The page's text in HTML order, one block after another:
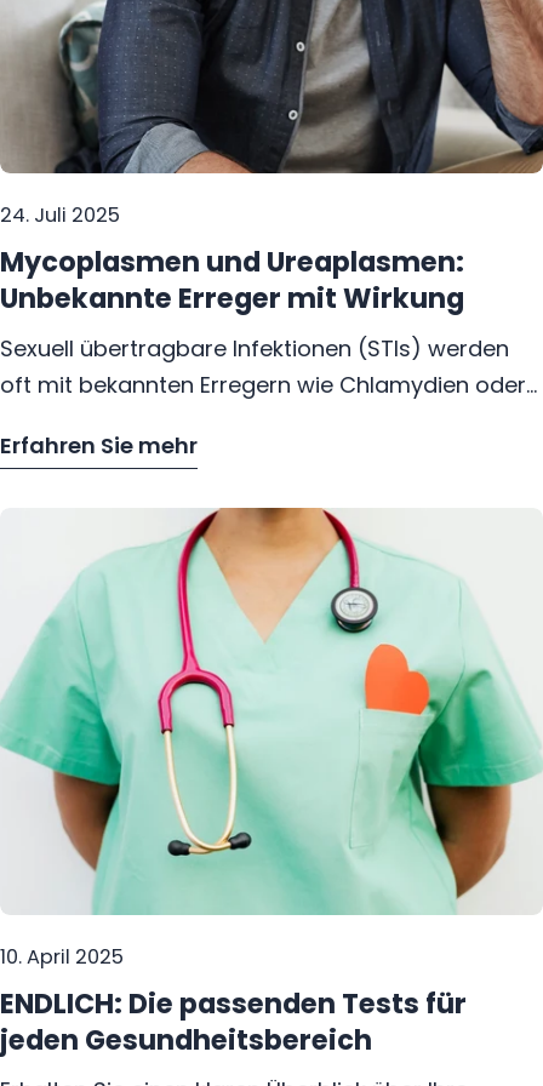
24. Juli 2025
Mycoplasmen und Ureaplasmen:
Unbekannte Erreger mit Wirkung
Sexuell übertragbare Infektionen (STIs) werden
oft mit bekannten Erregern wie Chlamydien oder
Doch es gibt weitere, weniger bekannte Bakterien,
darunter Mycoplasmen und Ureaplasmen. Viele
Menschen haben noch nie von ihnen gehört,
dabei können sie sowohl Beschwerden
verursachen als auch langfristige Folgen haben –
besonders dann, wenn sie unerkannt bleiben.
Erfahren Sie mehr
– Mycoplasmen und Ureaplasmen:
10. April 2025
ENDLICH: Die passenden Tests für
jeden Gesundheitsbereich